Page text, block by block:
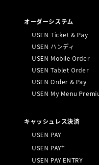
オーダーシステム
USEN Ticket & Pay
USEN ハンディ
USEN Mobile Order
USEN Tablet Order
USEN Order & Pay
USEN My Menu
キャッシュレス決済
USEN PAY
USEN PAY+
USEN PAY ENTRY